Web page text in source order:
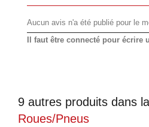
Aucun avis n'a été publié pour le
Il faut être connecté pour écrire
9 autres produits dans
Roues/Pneus